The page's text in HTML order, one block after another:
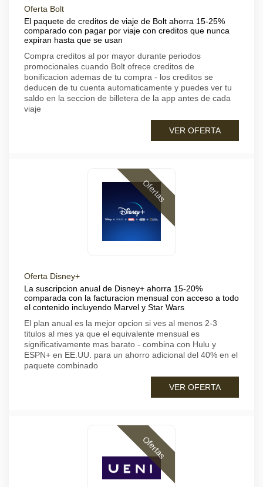
Oferta Bolt
El paquete de creditos de viaje de Bolt ahorra 15-25%
comparado con pagar por viaje con creditos que nunca
expiran hasta que se usan
Compra creditos al por mayor durante periodos
promocionales cuando Bolt ofrece creditos de
bonificacion ademas de tu compra - los creditos se
deducen de tu cuenta automaticamente y puedes ver tu
saldo en la seccion de billetera de la app antes de cada
viaje
VER OFERTA
Ofertas
Oferta Disney+
La suscripcion anual de Disney+ ahorra 15-20%
comparada con la facturacion mensual con acceso a todo
el contenido incluyendo Marvel y Star Wars
El plan anual es la mejor opcion si ves al menos 2-3
titulos al mes ya que el equivalente mensual es
significativamente mas barato - combina con Hulu y
ESPN+ en EE.UU. para un ahorro adicional del 40% en el
paquete combinado
VER OFERTA
Ofertas